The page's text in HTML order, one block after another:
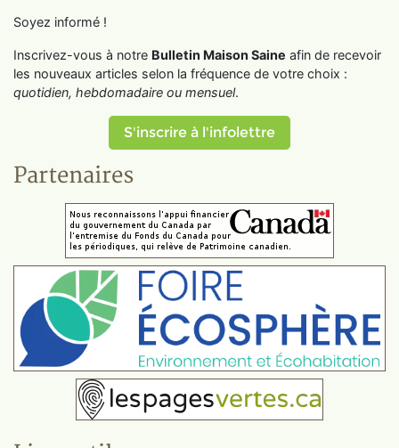
Soyez informé !
Inscrivez-vous à notre Bulletin Maison Saine afin de recevoir
les nouveaux articles selon la fréquence de votre choix :
quotidien, hebdomadaire ou mensuel.
S'inscrire à l'infolettre
Partenaires